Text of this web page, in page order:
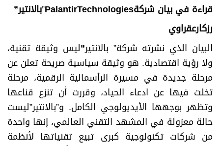
قراءة في بيان شركةPalantirTechnologies
”بالانتير”
رزكارعقراوي
البيان الذي نشرته شركة” بالانتير”ليس وثيقة تقنية،
ولا رؤية اقتصادية. هو وثيقة سياسية صريحة تعلن عن
مرحلة جديدة في مسيرة الرأسمالية الرقمية، مرحلة
تخلت فيها عن ادعاء الحياد، وقررت أن تنزع قناعها
وتظهر بوجهها الأيديولوجي الكامل. و”بالانتير”ليست
حالة معزولة في المشهد التقني العالمي، إنها واحدة
من شركات تكنولوجية كبرى تبيع تقنياتها لأنظمة